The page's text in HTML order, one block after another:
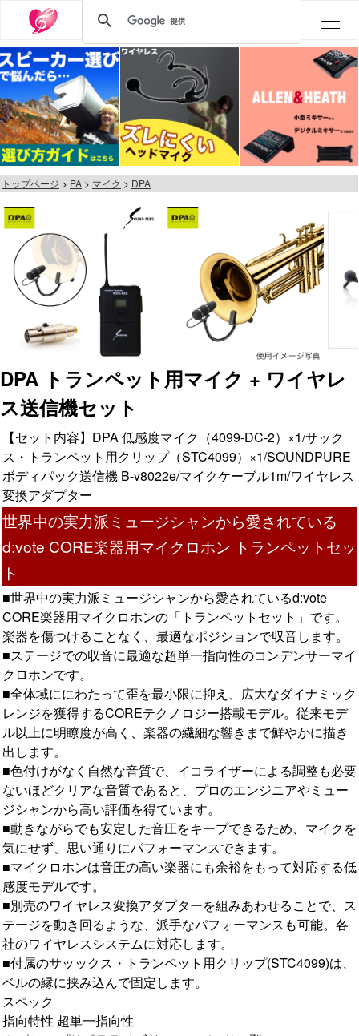
トップページ PA マイク DPA
DPA トランペット用マイク + ワイヤレ
ス送信機セット
【セット内容】DPA 低感度マイク（4099-DC-2）×1/サック
ス・トランペット用クリップ（STC4099）×1/SOUNDPURE
ボディパック送信機 B-v8022e/マイクケーブル1m/ワイヤレス
変換アダプター
世界中の実力派ミュージシャンから愛されている
d:vote CORE楽器用マイクロホン トランペットセッ
ト
■世界中の実力派ミュージシャンから愛されているd:vote
CORE楽器用マイクロホンの「トランペットセット」です。
楽器を傷つけることなく、最適なポジションで収音します。
■ステージでの収音に最適な超単一指向性のコンデンサーマイ
クロホンです。
■全体域ににわたって歪を最小限に抑え、広大なダイナミック
レンジを獲得するCOREテクノロジー搭載モデル。従来モデ
ル以上に明瞭度が高く、楽器の繊細な響きまで鮮やかに描き
出します。
■色付けがなく自然な音質で、イコライザーによる調整も必要
ないほどクリアな音質であると、プロのエンジニアやミュー
ジシャンから高い評価を得ています。
■動きながらでも安定した音圧をキープできるため、マイクを
気にせず、思い通りにパフォーマンスできます。
■マイクロホンは音圧の高い楽器にも余裕をもって対応する低
感度モデルです。
■別売のワイヤレス変換アダプターを組みあわせることで、ス
テージを動き回るような、派手なパフォーマンスも可能。各
社のワイヤレスシステムに対応します。
■付属のサッックス・トランペット用クリップ(STC4099)は、
ベルの縁に挟み込んで固定します。
スペック
指向特性 超単一指向性